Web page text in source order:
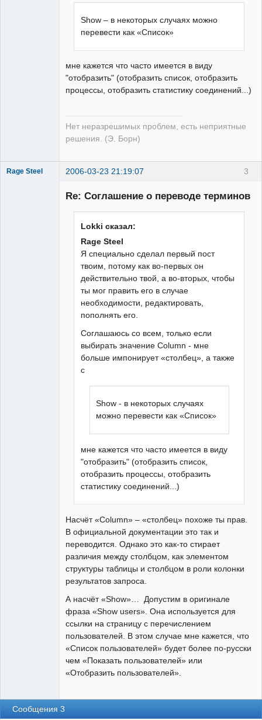
Show – в некоторых случаях можно
перевести как «Список»
мне кажется что часто имеется в виду
"отобразить" (отобразить список, отобразить
процессы, отобразить статистику соединений...)
Нет неразрешимых проблем, есть неприятные
решения. (Э. Борн)
3
Rage Steel 2006-03-23 21:19:07
Re: Соглашение о переводе терминов
Lokki сказал:
Rage Steel
Я специально сделал первый пост
твоим, потому как во-первых он
действительно твой, а во-вторых, чтобы
ты мог править его в случае
необходимости, редактировать,
пополнять его.
Соглашаюсь со всем, только если
выбирать значение Column - мне
больше импонирует «столбец», а также
с
Show - в некоторых случаях
можно перевести как «Список»
мне кажется что часто имеется в виду
"отобразить" (отобразить список,
отобразить процессы, отобразить
статистику соединений...)
Насчёт «Column» – «столбец» похоже ты прав.
В официальной документации это так и
переводится. Однако это как-то стирает
различия между столбцом, как элементом
структуры таблицы и столбцом в роли колонки
результатов запроса.
А насчёт «Show»… Допустим в оригинале
фраза «Show users». Она используется для
ссылки на страницу с перечислением
пользователей. В этом случае мне кажется, что
«Список пользователей» будет более по-русски
чем «Показать пользователей» или
«Отобразить пользователей».
Сообщения 3